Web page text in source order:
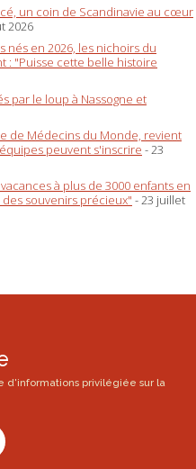
un coin de Scandinavie au cœur
2026
nés en 2026, les nichoirs du
: "Puisse cette belle histoire
par le loup à Nassogne et
de Médecins du Monde, revient
peuvent s'inscrire - 23
à plus de 3000 enfants en
souvenirs précieux" - 23 juillet
d'informations privilégiée sur la